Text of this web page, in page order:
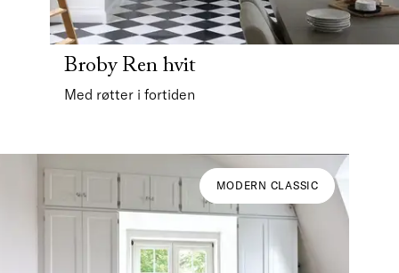
Broby Ren hvit
Med røtter i fortiden
MODERN CLASSIC